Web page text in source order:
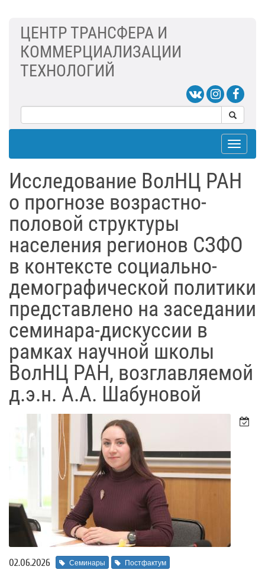
ЦЕНТР ТРАНСФЕРА И
КОММЕРЦИАЛИЗАЦИИ
ТЕХНОЛОГИЙ
Toggle
Исследование ВолНЦ РАН
о прогнозе возрастно-
половой структуры
населения регионов СЗФО
в контексте социально-
демографической политики
представлено на заседании
семинара-дискуссии в
рамках научной школы
ВолНЦ РАН, возглавляемой
д.э.н. А.А. Шабуновой
02.06.2026 Семинары Постфактум